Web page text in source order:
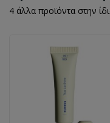
4 άλλα προϊόντα στην